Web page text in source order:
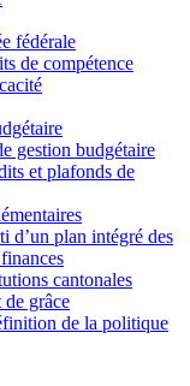
fédérale
de compétence
gestion budgétaire
et plafonds de
d’un plan intégré des
cantonales
de grâce
de la politique